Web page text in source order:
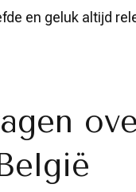
en geluk altijd